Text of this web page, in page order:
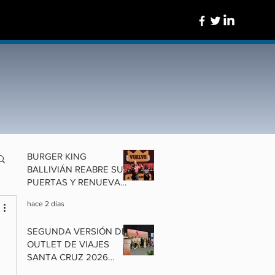
BURGER KING
BALLIVIÁN REABRE SUS
PUERTAS Y RENUEVA
COCHABAMBA
hace 2 días
SEGUNDA VERSIÓN DEL
OUTLET DE VIAJES
SANTA CRUZ 2026